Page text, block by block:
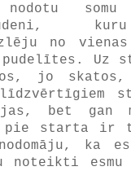
kuru
no vienas
Uz
jo
bet
pie starta ir
ka
noteikti